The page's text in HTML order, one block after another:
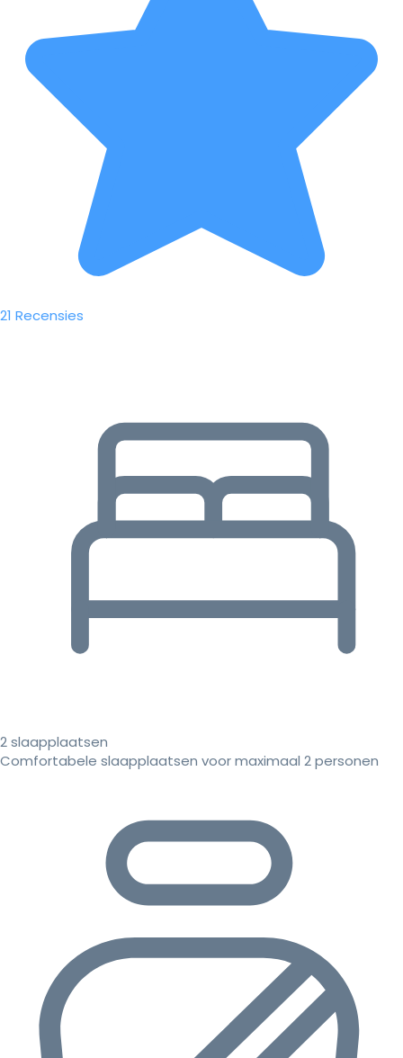
21 Recensies
2 slaapplaatsen
Comfortabele slaapplaatsen voor maximaal 2 personen